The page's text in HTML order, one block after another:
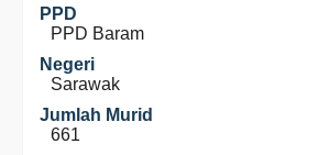
PPD
PPD Baram
Negeri
Sarawak
Jumlah Murid
661